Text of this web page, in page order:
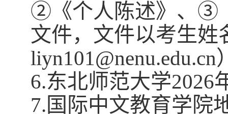
②《个人陈述》、③
文件，文件以考生姓
liyn101@nenu.edu.cn
6.东北师范大学2026
7.国际中文教育学院